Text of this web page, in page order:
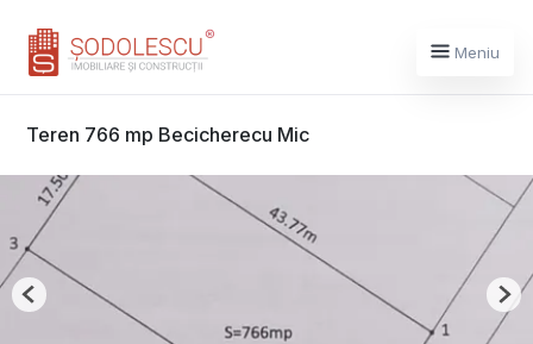
Meniu
Teren 766 mp Becicherecu Mic
Previous